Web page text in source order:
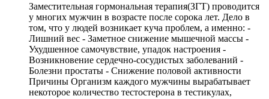
Заместительная гормональная терапия(ЗГТ) проводится
у многих мужчин в возрасте после сорока лет. Дело в
том, что у людей возникает куча проблем, а именно: -
Лишний вес - Заметное снижение мышечной массы -
Ухудшенное самочувствие, упадок настроения -
Возникновение сердечно-сосудистых заболеваний -
Болезни простаты - Снижение половой активности
Причины Организм каждого мужчины вырабатывает
некоторое количество тестостерона в тестикулах,